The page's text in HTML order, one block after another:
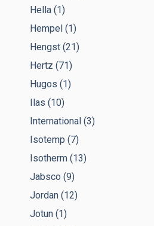
Hella (1)
Hempel (1)
Hengst (21)
Hertz (71)
Hugos (1)
Ilas (10)
International (3)
Isotemp (7)
Isotherm (13)
Jabsco (9)
Jordan (12)
Jotun (1)